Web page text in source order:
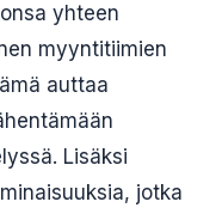
yhteen
myyntitiimien
auttaa
Lisäksi
jotka